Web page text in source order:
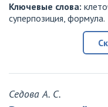
Ключевые слова:
суперпозиция, формула.
Седова А. С.